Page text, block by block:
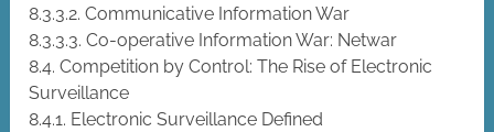
8.3.3.2. Communicative Information War
8.3.3.3. Co-operative Information War: Netwar
8.4. Competition by Control: The Rise of Electronic
Surveillance
8.4.1. Electronic Surveillance Defined